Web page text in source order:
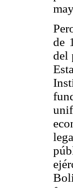
de
del